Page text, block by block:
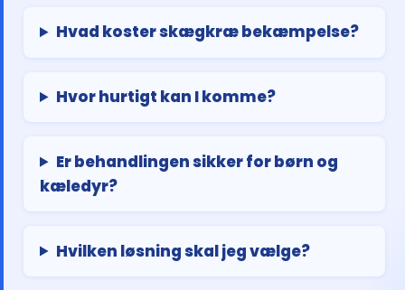
Hvad koster skægkræ bekæmpelse?
Hvor hurtigt kan I komme?
Er behandlingen sikker for børn og
kæledyr?
Hvilken løsning skal jeg vælge?